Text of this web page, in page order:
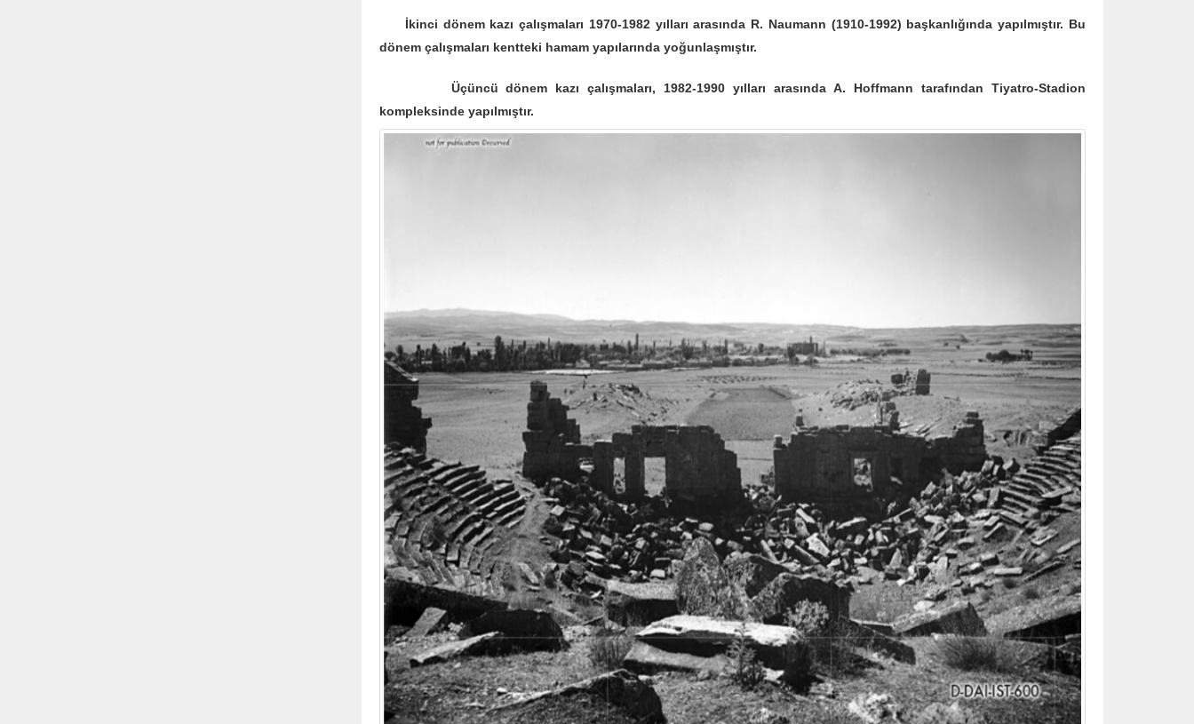
İkinci dönem kazı çalışmaları 1970-1982 yılları arasında R. Naumann (1910-1992) başkanlığında yapılmıştır. Bu
dönem çalışmaları kentteki hamam yapılarında yoğunlaşmıştır.
Üçüncü dönem kazı çalışmaları, 1982-1990 yılları arasında A. Hoffmann tarafından Tiyatro-Stadion
kompleksinde yapılmıştır.